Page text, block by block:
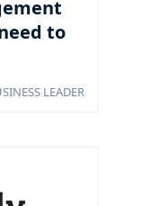
to
LEADER